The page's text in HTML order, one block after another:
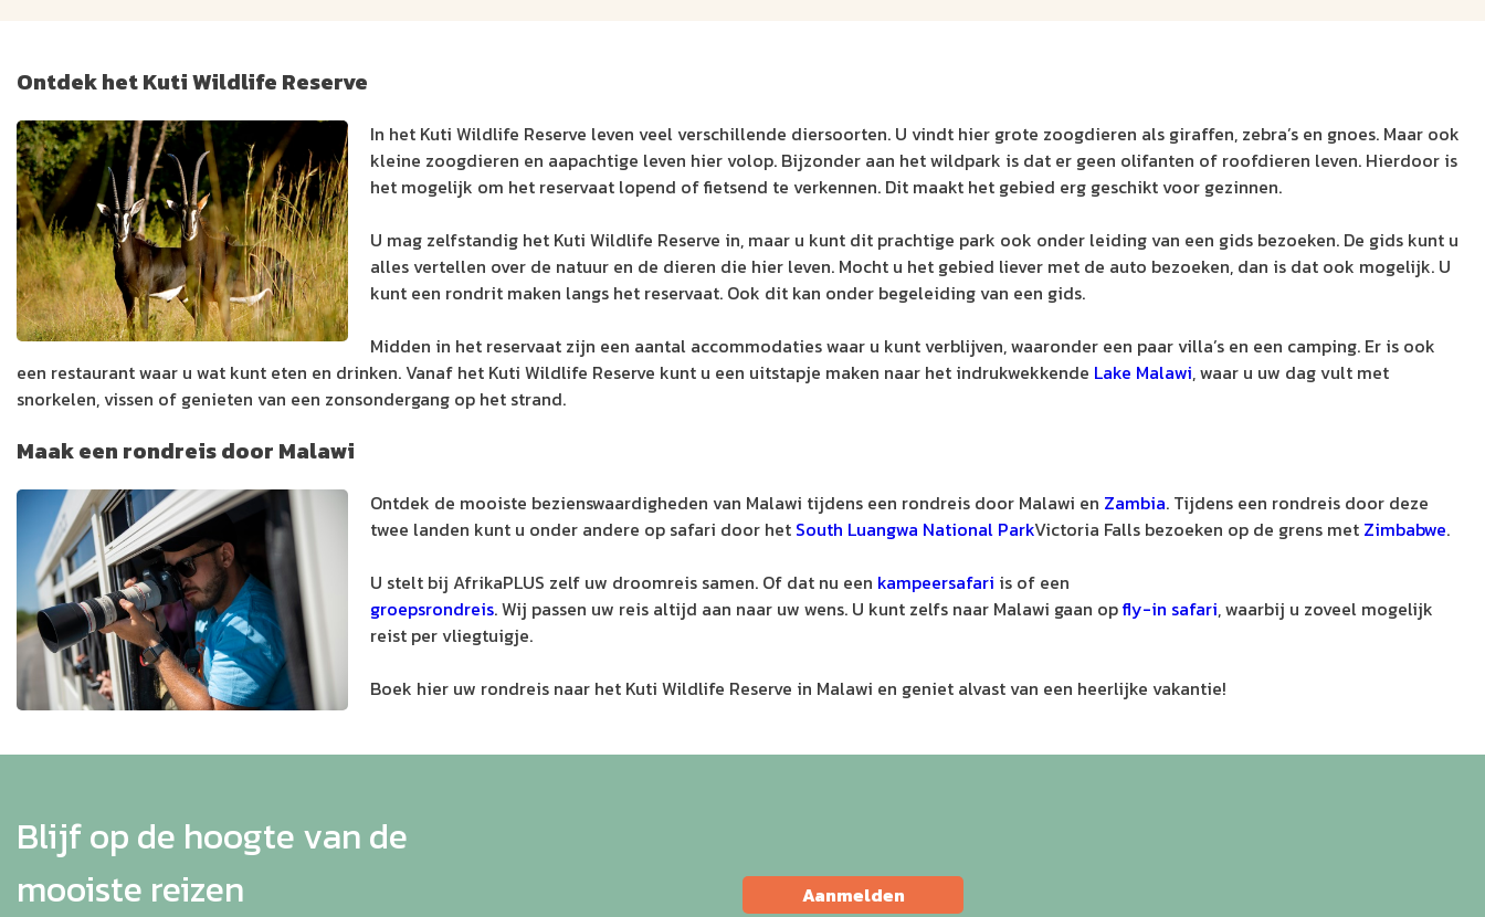
Ontdek het Kuti Wildlife Reserve
In het Kuti Wildlife Reserve leven veel verschillende diersoorten. U vindt hier grote zoogdieren als giraffen, zebra’s en gnoes. Maar ook
kleine zoogdieren en aapachtige leven hier volop. Bijzonder aan het wildpark is dat er geen olifanten of roofdieren leven. Hierdoor is
het mogelijk om het reservaat lopend of fietsend te verkennen. Dit maakt het gebied erg geschikt voor gezinnen.
U mag zelfstandig het Kuti Wildlife Reserve in, maar u kunt dit prachtige park ook onder leiding van een gids bezoeken. De gids kunt u
alles vertellen over de natuur en de dieren die hier leven. Mocht u het gebied liever met de auto bezoeken, dan is dat ook mogelijk. U
kunt een rondrit maken langs het reservaat. Ook dit kan onder begeleiding van een gids.
Midden in het reservaat zijn een aantal accommodaties waar u kunt verblijven, waaronder een paar villa’s en een camping. Er is ook
een restaurant waar u wat kunt eten en drinken. Vanaf het Kuti Wildlife Reserve kunt u een uitstapje maken naar het indrukwekkende Lake Malawi, waar u uw dag vult met
snorkelen, vissen of genieten van een zonsondergang op het strand.
Maak een rondreis door Malawi
Ontdek de mooiste bezienswaardigheden van Malawi tijdens een rondreis door Malawi en Zambia. Tijdens een rondreis door deze
twee landen kunt u onder andere op safari door het South Luangwa National ParkVictoria Falls bezoeken op de grens met Zimbabwe.
U stelt bij AfrikaPLUS zelf uw droomreis samen. Of dat nu een kampeersafari is of een
groepsrondreis. Wij passen uw reis altijd aan naar uw wens. U kunt zelfs naar Malawi gaan opfly-in safari, waarbij u zoveel mogelijk
reist per vliegtuigje.
Boek hier uw rondreis naar het Kuti Wildlife Reserve in Malawi en geniet alvast van een heerlijke vakantie!
Blijf op de hoogte van de
mooiste reizen
Aanmelden